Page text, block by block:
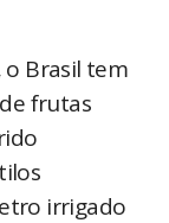
o Brasil tem
frutas
irrigado